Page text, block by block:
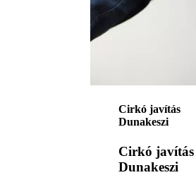
Cirkó javítás
Dunakeszi
Cirkó javítás
Dunakeszi